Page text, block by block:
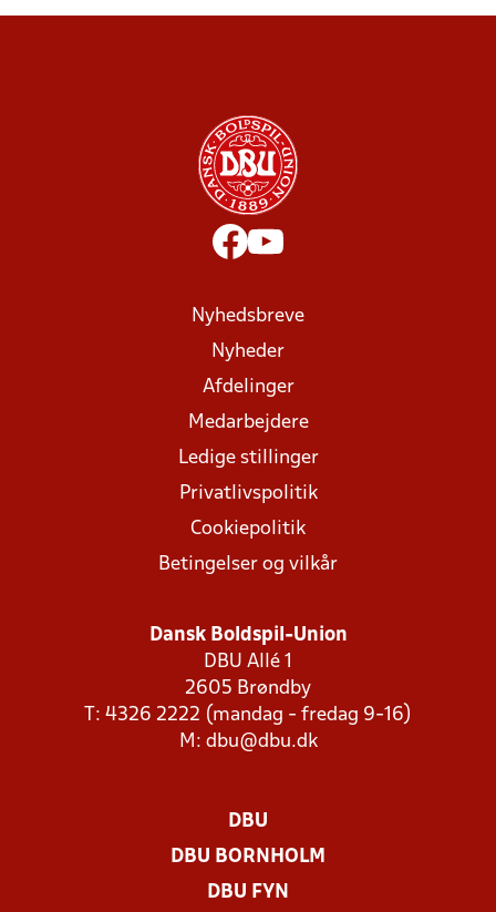
Nyhedsbreve
Nyheder
Afdelinger
Medarbejdere
Ledige stillinger
Privatlivspolitik
Cookiepolitik
Betingelser og vilkår
Dansk Boldspil-Union
DBU Allé 1
2605 Brøndby
T: 4326 2222 (mandag - fredag 9-16)
M: dbu@dbu.dk
DBU
DBU BORNHOLM
DBU FYN